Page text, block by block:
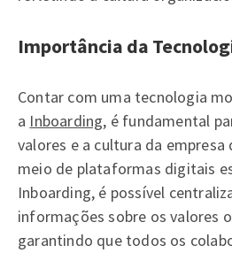
Importância da
Contar com uma tecnologia
a Inboarding, é fundamental
valores e a cultura da
meio de plataformas digitais
Inboarding, é possível
informações sobre os valores
garantindo que todos os